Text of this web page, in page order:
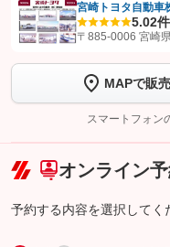
【STEP1】認証画面でグーネッ
トーク画面で
ボ
完了してください。
宮崎トヨタ自動
5.02件
〒885-0006 宮崎
MAPで販
スマートフォン
オンライン
予約する内容を選択してく